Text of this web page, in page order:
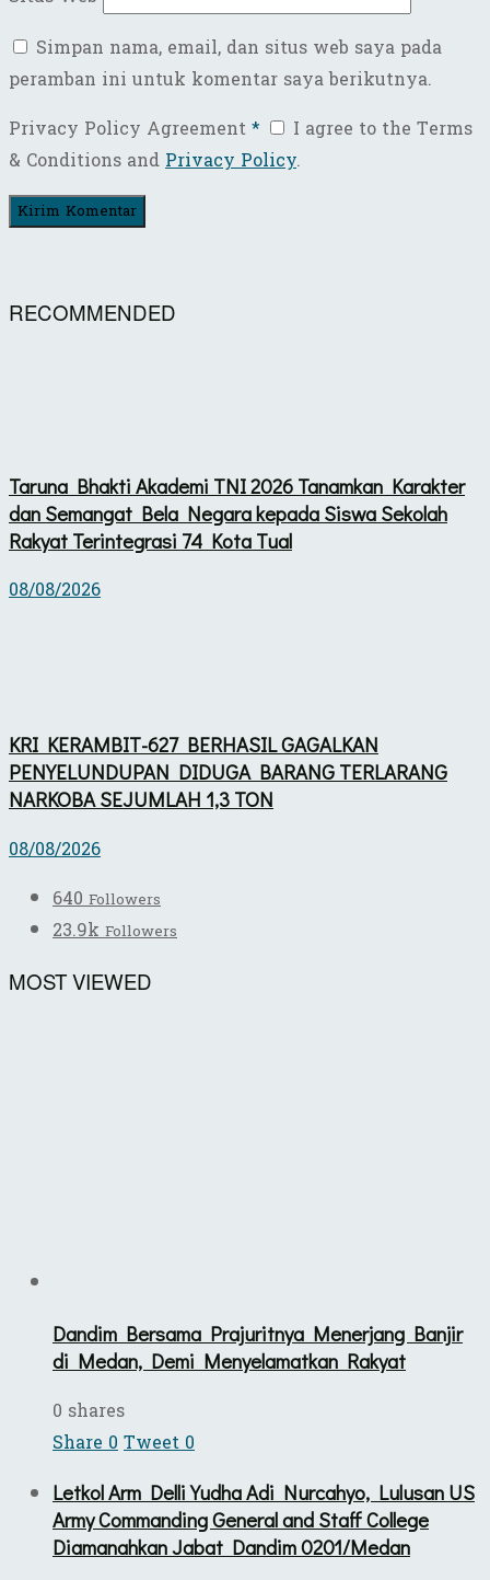
Simpan nama, email, dan situs web saya pada
peramban ini untuk komentar saya berikutnya.
Privacy Policy Agreement*
I agree to the Terms
& Conditions andPrivacy Policy.
RECOMMENDED
Taruna Bhakti Akademi TNI 2026 Tanamkan Karakter
dan Semangat Bela Negara kepada Siswa Sekolah
Rakyat Terintegrasi 74 Kota Tual
08/08/2026
KRI KERAMBIT-627 BERHASIL GAGALKAN
PENYELUNDUPAN DIDUGA BARANG TERLARANG
NARKOBA SEJUMLAH 1,3 TON
08/08/2026
640 Followers
23.9k Followers
MOST VIEWED
Dandim Bersama Prajuritnya Menerjang Banjir
di Medan, Demi Menyelamatkan Rakyat
0 shares
Share0Tweet0
Letkol Arm Delli Yudha Adi Nurcahyo, Lulusan US
Army Commanding General and Staff College
Diamanahkan Jabat Dandim 0201/Medan